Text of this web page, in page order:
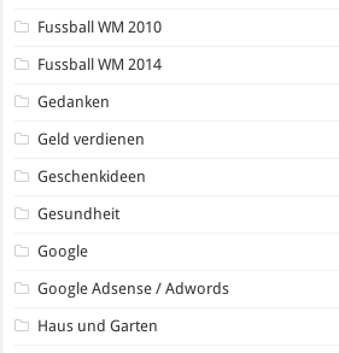
Fussball WM 2010
Fussball WM 2014
Gedanken
Geld verdienen
Geschenkideen
Gesundheit
Google
Google Adsense / Adwords
Haus und Garten